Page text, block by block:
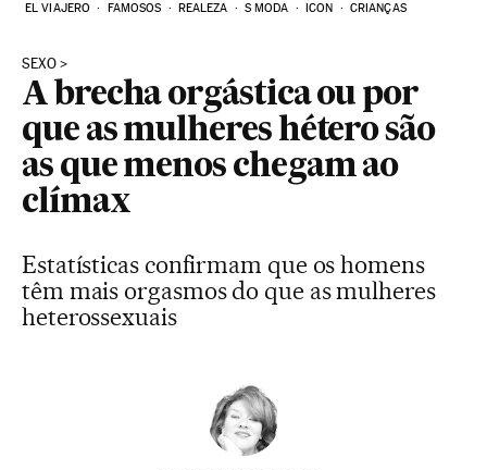
EL VIAJERO FAMOSOS REALEZA S MODA ICON CRIANÇAS
SEXO
A brecha orgástica ou por
que as mulheres hétero são
as que menos chegam ao
clímax
Estatísticas confirmam que os homens
têm mais orgasmos do que as mulheres
heterossexuais